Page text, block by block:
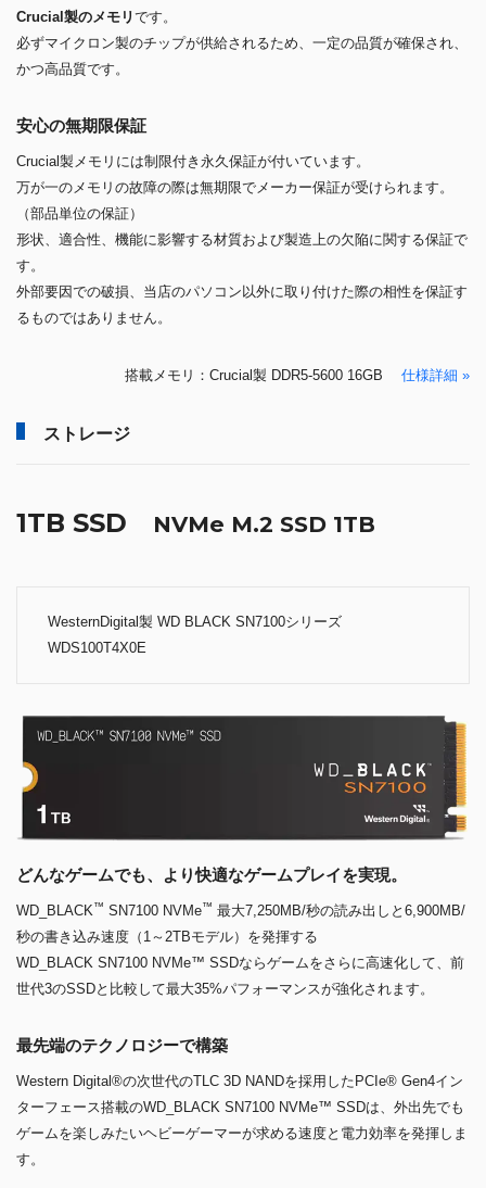
Crucial製のメモリです。
必ずマイクロン製のチップが供給されるため、一定の品質が確保され、
かつ高品質です。
安心の無期限保証
Crucial製メモリには制限付き永久保証が付いています。
万が一のメモリの故障の際は無期限でメーカー保証が受けられます。
（部品単位の保証）
形状、適合性、機能に影響する材質および製造上の欠陥に関する保証で
す。
外部要因での破損、当店のパソコン以外に取り付けた際の相性を保証す
るものではありません。
搭載メモリ：Crucial製 DDR5-5600 16GB 仕様詳細 »
ストレージ
1TB SSD NVMe M.2 SSD 1TB
WesternDigital製 WD BLACK SN7100シリーズ
WDS100T4X0E
どんなゲームでも、より快適なゲームプレイを実現。
WD_BLACK™ SN7100 NVMe™ 最大7,250MB/秒の読み出しと6,900MB/
秒の書き込み速度（1～2TBモデル）を発揮する
WD_BLACK SN7100 NVMe™ SSDならゲームをさらに高速化して、前
世代3のSSDと比較して最大35%パフォーマンスが強化されます。
最先端のテクノロジーで構築
Western Digital®の次世代のTLC 3D NANDを採用したPCIe® Gen4イン
ターフェース搭載のWD_BLACK SN7100 NVMe™ SSDは、外出先でも
ゲームを楽しみたいヘビーゲーマーが求める速度と電力効率を発揮しま
す。